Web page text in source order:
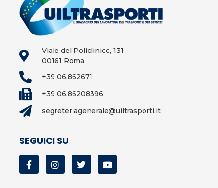
Viale del Policlinico, 131
00161 Roma
+39 06.862671
+39 06.86208396
segreteriagenerale@uiltrasporti.it
SEGUICI SU